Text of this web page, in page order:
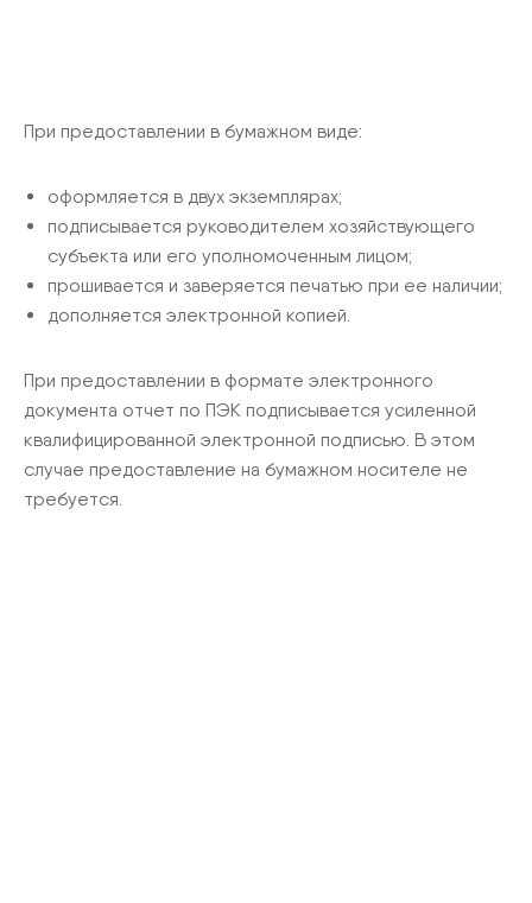
При предоставлении в бумажном виде:
оформляется в двух экземплярах;
подписывается руководителем хозяйствующего
субъекта или его уполномоченным лицом;
прошивается и заверяется печатью при ее наличии;
дополняется электронной копией.
При предоставлении в формате электронного
документа отчет по ПЭК подписывается усиленной
квалифицированной электронной подписью. В этом
случае предоставление на бумажном носителе не
требуется.